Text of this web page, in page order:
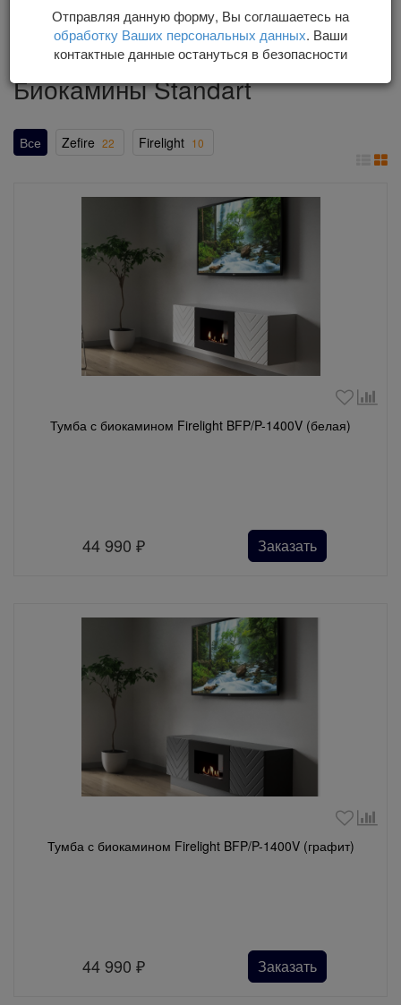
Главная Каталог
Биокамины
Биокамины с порталами МДФ
Биокамины Standart
Биокамины Standart
Все Zefire 22 Firelight 10
Тумба с биокамином Firelight BFP/P-1400V (белая)
44 990₽ Заказать
Тумба с биокамином Firelight BFP/P-1400V (графит)
44 990₽ Заказать
Отправляя данную форму, Вы соглашаетесь на
обработку Ваших персональных данных. Ваши
контактные данные остануться в безопасности